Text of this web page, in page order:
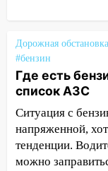
движение
09:15
важные
08:20 В
трамвайную
Дорожная обстановка
#бензин
Где есть
список АЗС
Ситуация с
напряженной,
тенденции.
можно